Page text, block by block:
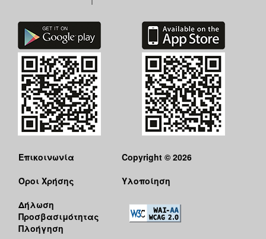
Επικοινωνία
Όροι Χρήσης
Δήλωση
Προσβασιμότητας
Πλοήγηση
Copyright © 2026
Υλοποίηση